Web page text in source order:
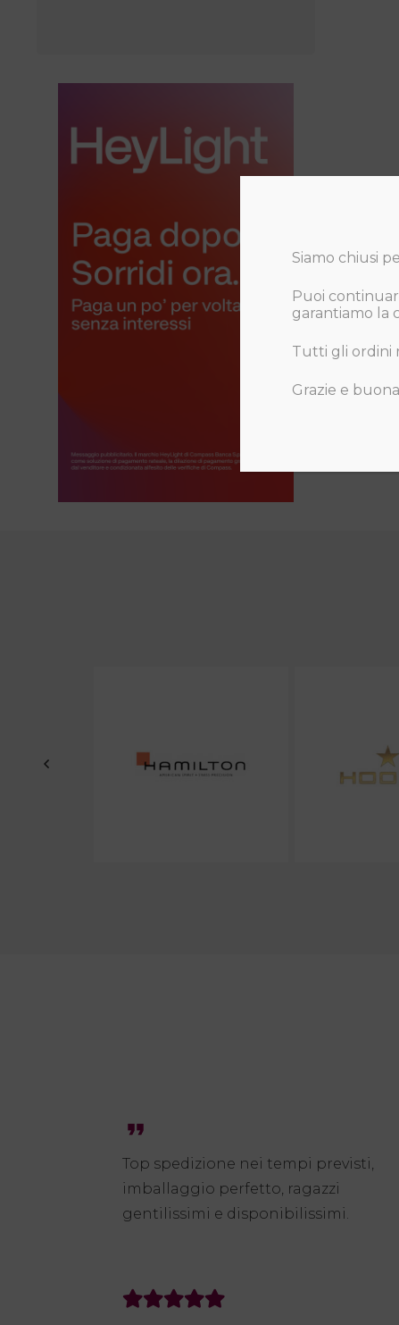
format_quote
Top spedizione nei tempi previsti,
imballaggio perfetto, ragazzi
gentilissimi e disponibilissimi.
Siamo chiusi
Puoi
garantiamo la
Tutti gli ordini
Grazie e